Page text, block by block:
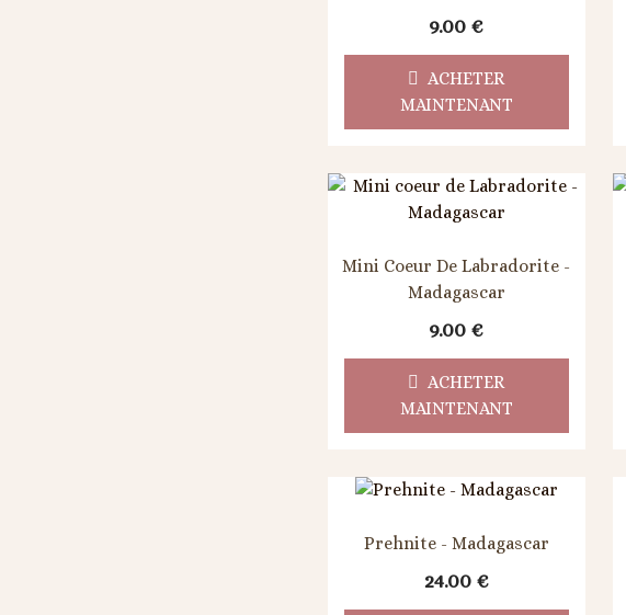
9.00 €
ACHETER
MAINTENANT
Mini Coeur De Labradorite -
Madagascar
9.00 €
ACHETER
MAINTENANT
Prehnite - Madagascar
24.00 €